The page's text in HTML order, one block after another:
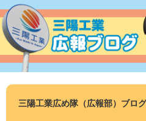
ン
テ
ツ
三陽工業広め隊（広報部）ブログ